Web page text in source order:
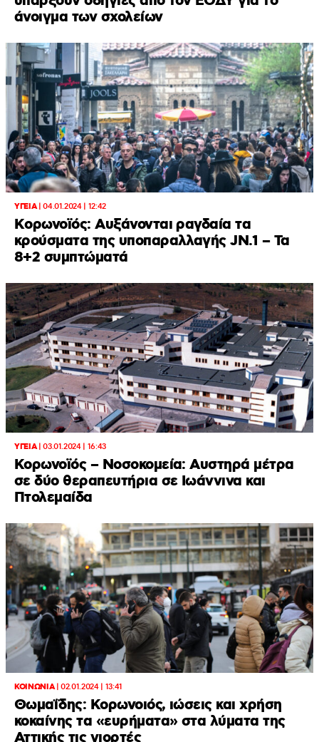
άνοιγμα των σχολείων
ΥΓΕΙΑ|04.01.2024 | 12:42
Kορωνοϊός: Αυξάνονται ραγδαία τα
κρούσματα της υποπαραλλαγής JN.1 – Τα
8+2 συμπτώματά
ΥΓΕΙΑ|03.01.2024 | 16:43
Κορωνοϊός – Νοσοκομεία: Αυστηρά μέτρα
σε δύο θεραπευτήρια σε Ιωάννινα και
Πτολεμαίδα
ΚΟΙΝΩΝΙΑ|02.01.2024 | 13:41
Θωμαΐδης: Κορωνοιός, ιώσεις και χρήση
κοκαίνης τα «ευρήματα» στα λύματα της
Αττικής τις γιορτές